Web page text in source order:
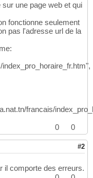
une page web et qui
fonctionne seulement
pas l'adresse url de la
francais/
0
0
#2
il comporte des erreurs.